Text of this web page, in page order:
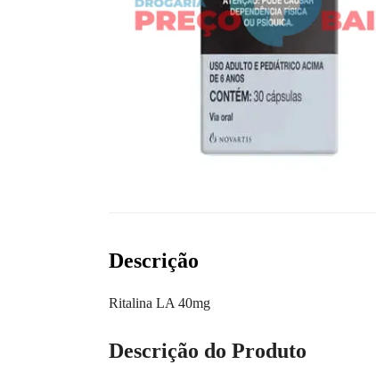
Descrição
Ritalina LA 40mg
Descrição do Produto